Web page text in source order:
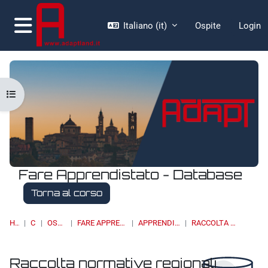
Vai al contenuto principale
Pannello laterale
Italiano ‎(it)‎ Ospite Login
Fare Apprendistato - Database
Torna al corso
HOME CORSI OSSERVATORI FARE APPRENDISTATO - DATABASE APPRENDISTATO DI I LIVELLO RACCOLTA NORMATIVE REGIONALI
Apri indice del corso
Raccolta normative regionali